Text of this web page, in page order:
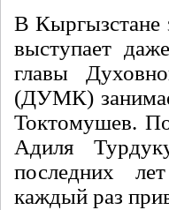
В Кыргызстане
выступает
главы
(ДУМК)
Токтомушев.
Адиля
последних
каждый раз